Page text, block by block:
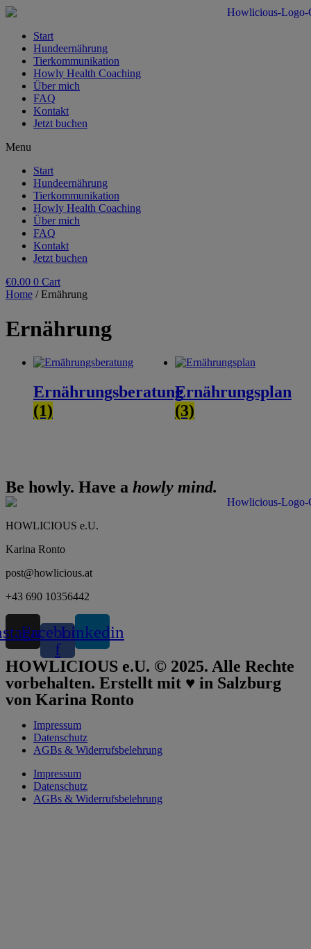
Zum
wechseln
Start
Hundeernährung
Tierkommunikation
Howly Health Coaching
Über mich
FAQ
Kontakt
Jetzt buchen
Menu
Start
Hundeernährung
Tierkommunikation
Howly Health Coaching
Über mich
FAQ
Kontakt
Jetzt buchen
€0.00 0 Cart
Home / Ernährung
Ernährung
Ernährungsberatung
(1)
Ernährungsplan
(3)
Be howly. Have a howly mind.
HOWLICIOUS e.U.
Karina Ronto
post@howlicious.at
+43 690 10356442
Facebook-
f
Linkedin
HOWLICIOUS e.U. © 2025. Alle Rechte
vorbehalten. Erstellt mit ♥︎ in Salzburg
von Karina Ronto
Impressum
Datenschutz
AGBs & Widerrufsbelehrung
Impressum
Datenschutz
AGBs & Widerrufsbelehrung